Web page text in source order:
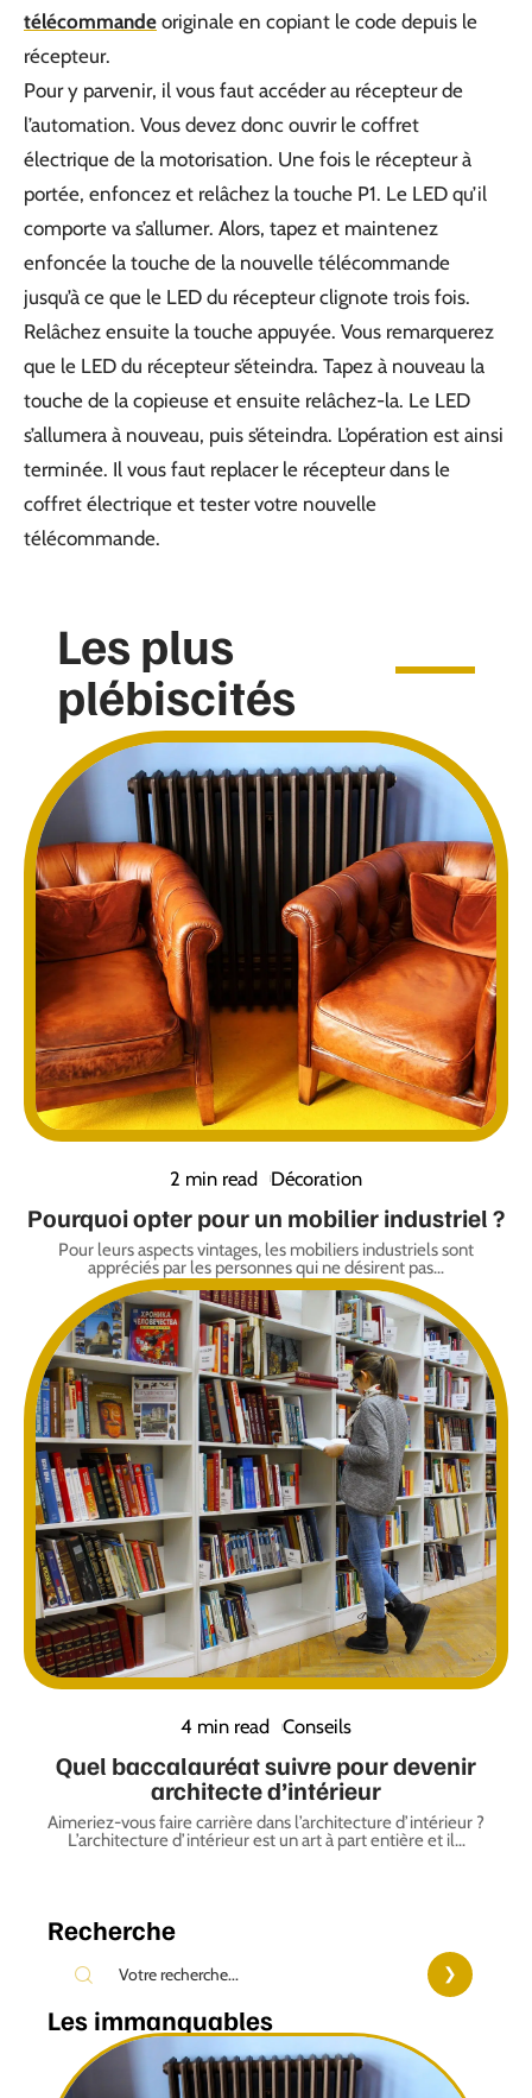
télécommande originale en copiant le code depuis le
récepteur.
Pour y parvenir, il vous faut accéder au récepteur de
l’automation. Vous devez donc ouvrir le coffret
électrique de la motorisation. Une fois le récepteur à
portée, enfoncez et relâchez la touche P1. Le LED qu’il
comporte va s’allumer. Alors, tapez et maintenez
enfoncée la touche de la nouvelle télécommande
jusqu’à ce que le LED du récepteur clignote trois fois.
Relâchez ensuite la touche appuyée. Vous remarquerez
que le LED du récepteur s’éteindra. Tapez à nouveau la
touche de la copieuse et ensuite relâchez-la. Le LED
s’allumera à nouveau, puis s’éteindra. L’opération est ainsi
terminée. Il vous faut replacer le récepteur dans le
coffret électrique et tester votre nouvelle
télécommande.
Les plus
plébiscités
2 min read Décoration
Pourquoi opter pour un mobilier industriel ?
Pour leurs aspects vintages, les mobiliers industriels sont
appréciés par les personnes qui ne désirent pas…
4 min read Conseils
Quel baccalauréat suivre pour devenir
architecte d’intérieur
Aimeriez-vous faire carrière dans l’architecture d’intérieur ?
L’architecture d’intérieur est un art à part entière et il…
Recherche
Les immanquables